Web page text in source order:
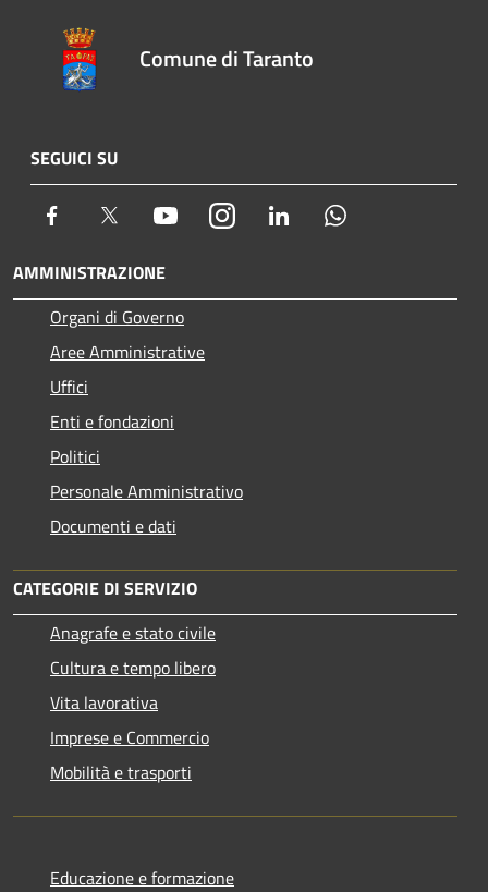
Comune di Taranto
SEGUICI SU
Facebook Twitter YoutubeInstagram LinkedIn
AMMINISTRAZIONE
Organi di Governo
Aree Amministrative
Uffici
Enti e fondazioni
Politici
Personale Amministrativo
Documenti e dati
CATEGORIE DI SERVIZIO
Anagrafe e stato civile
Cultura e tempo libero
Vita lavorativa
Imprese e Commercio
Mobilità e trasporti
Educazione e formazione